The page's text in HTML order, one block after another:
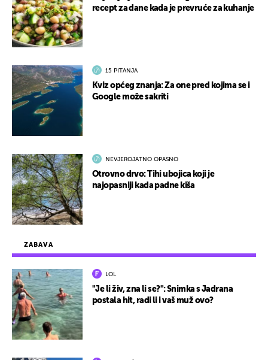
ZABAVA
LOL
"Je li živ, zna li se?": Snimka s Jadrana
postala hit, radi li i vaš muž ovo?
recept za dane kada je prevruće za kuhanje
15 PITANJA
Kviz općeg znanja: Za one pred kojima se i
Google može sakriti
NEVJEROJATNO OPASNO
Otrovno drvo: Tihi ubojica koji je
najopasniji kada padne kiša